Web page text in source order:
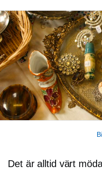
Det är alltid värt